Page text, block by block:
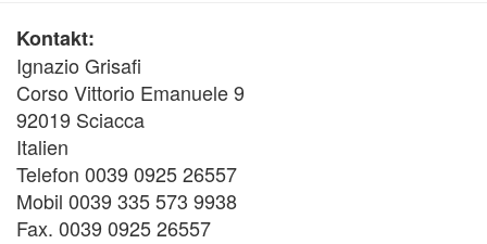
Kontakt:
Ignazio Grisafi
Corso Vittorio Emanuele 9
92019 Sciacca
Italien
Telefon 0039 0925 26557
Mobil 0039 335 573 9938
Fax. 0039 0925 26557